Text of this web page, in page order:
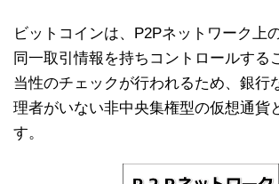
ビットコインは、P2Pネットワーク上
同一取引情報を持ちコントロールする
当性のチェックが行われるため、銀行
理者がいない非中央集権型の仮想通貨
す。